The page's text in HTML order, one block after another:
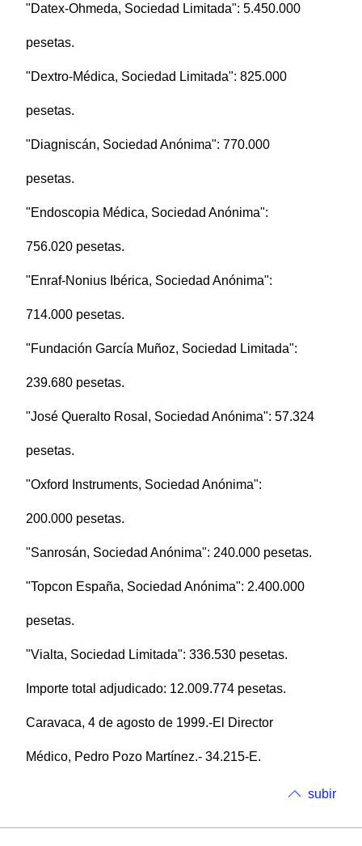
"Datex-Ohmeda, Sociedad Limitada": 5.450.000
pesetas.
"Dextro-Médica, Sociedad Limitada": 825.000
pesetas.
"Diagniscán, Sociedad Anónima": 770.000
pesetas.
"Endoscopia Médica, Sociedad Anónima":
756.020 pesetas.
"Enraf-Nonius Ibérica, Sociedad Anónima":
714.000 pesetas.
"Fundación García Muñoz, Sociedad Limitada":
239.680 pesetas.
"José Queralto Rosal, Sociedad Anónima": 57.324
pesetas.
"Oxford Instruments, Sociedad Anónima":
200.000 pesetas.
"Sanrosán, Sociedad Anónima": 240.000 pesetas.
"Topcon España, Sociedad Anónima": 2.400.000
pesetas.
"Vialta, Sociedad Limitada": 336.530 pesetas.
Importe total adjudicado: 12.009.774 pesetas.
Caravaca, 4 de agosto de 1999.-El Director
Médico, Pedro Pozo Martínez.- 34.215-E.
subir